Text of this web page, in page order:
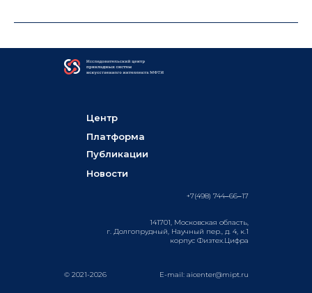
Центр
+7(498) 744‒66‒17
© 2021-2026
141701, Московская облаcть,
г. Долгопрудный, Научный пер., д. 4, к.1
корпус Физтех.Цифра
E-mail: aicenter@mipt.ru
Платформа
Публикации
Новости